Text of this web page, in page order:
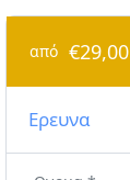
από €29,00
Ερευνα